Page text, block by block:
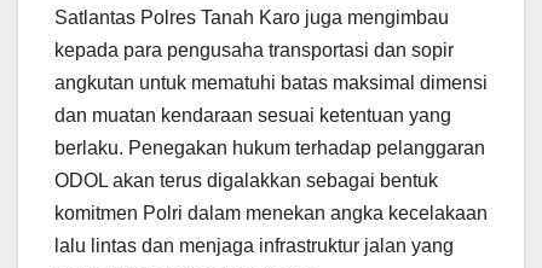
Satlantas Polres Tanah Karo juga mengimbau
kepada para pengusaha transportasi dan sopir
angkutan untuk mematuhi batas maksimal dimensi
dan muatan kendaraan sesuai ketentuan yang
berlaku. Penegakan hukum terhadap pelanggaran
ODOL akan terus digalakkan sebagai bentuk
komitmen Polri dalam menekan angka kecelakaan
lalu lintas dan menjaga infrastruktur jalan yang